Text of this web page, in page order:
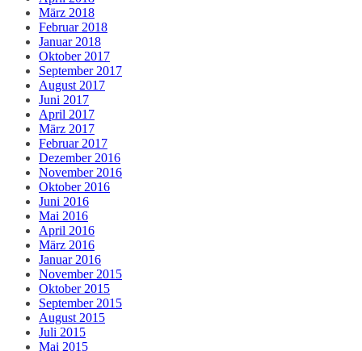
März 2018
Februar 2018
Januar 2018
Oktober 2017
September 2017
August 2017
Juni 2017
April 2017
März 2017
Februar 2017
Dezember 2016
November 2016
Oktober 2016
Juni 2016
Mai 2016
April 2016
März 2016
Januar 2016
November 2015
Oktober 2015
September 2015
August 2015
Juli 2015
Mai 2015